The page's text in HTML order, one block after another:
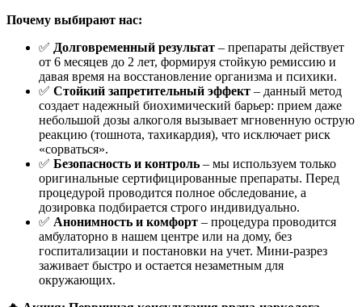
Почему выбирают нас:
✅ Долговременный результат – препараты действует
от 6 месяцев до 2 лет, формируя стойкую ремиссию и
давая время на восстановление организма и психики.
✅ Стойкий запретительный эффект – данный метод
создает надежный биохимический барьер: прием даже
небольшой дозы алкоголя вызывает мгновенную острую
реакцию (тошнота, тахикардия), что исключает риск
«сорваться».
✅ Безопасность и контроль – мы используем только
оригинальные сертифицированные препараты. Перед
процедурой проводится полное обследование, а
дозировка подбирается строго индивидуально.
✅ Анонимность и комфорт – процедура проводится
амбулаторно в нашем центре или на дому, без
госпитализации и постановки на учет. Мини-разрез
заживает быстро и остается незаметным для
окружающих.